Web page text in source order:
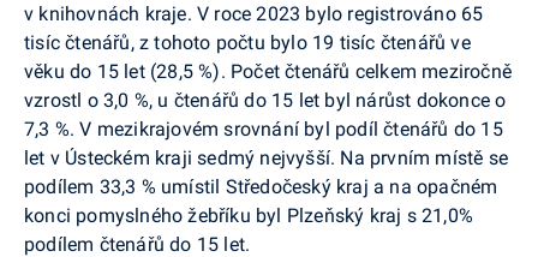
v knihovnách kraje. V roce 2023 bylo registrováno 65
tisíc čtenářů, z tohoto počtu bylo 19 tisíc čtenářů ve
věku do 15 let (28,5 %). Počet čtenářů celkem meziročně
vzrostl o 3,0 %, u čtenářů do 15 let byl nárůst dokonce o
7,3 %. V mezikrajovém srovnání byl podíl čtenářů do 15
let v Ústeckém kraji sedmý nejvyšší. Na prvním místě se
podílem 33,3 % umístil Středočeský kraj a na opačném
konci pomyslného žebříku byl Plzeňský kraj s 21,0%
podílem čtenářů do 15 let.